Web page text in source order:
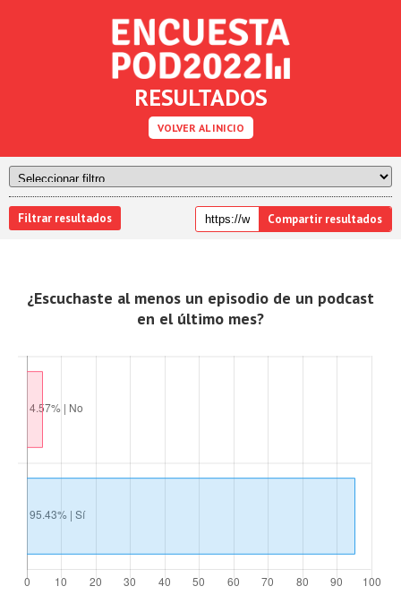
RESULTADOS
VOLVER AL INICIO
Filtrar resultados Compartir resultados
¿Escuchaste al menos un episodio de un podcast
en el último mes?